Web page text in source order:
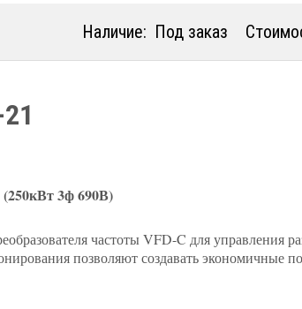
Наличие: Под заказ
(250кВт 3ф 690В)
частоты VFD-C для управления
позволяют создавать экономичные